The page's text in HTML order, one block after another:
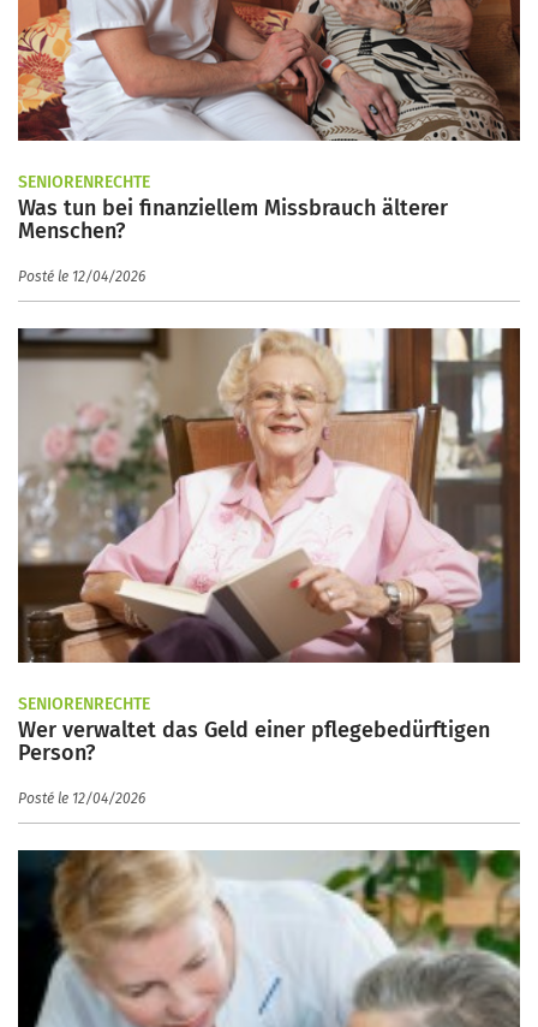
SENIORENRECHTE
Was tun bei finanziellem Missbrauch älterer
Menschen?
Posté le 12/04/2026
SENIORENRECHTE
Wer verwaltet das Geld einer pflegebedürftigen
Person?
Posté le 12/04/2026